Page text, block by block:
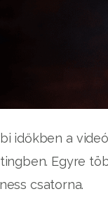
időkben a
Egyre
csatorna.